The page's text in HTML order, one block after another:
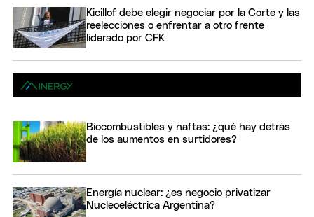
Kicillof debe elegir negociar por la Corte y las
reelecciones o enfrentar a otro frente
liderado por CFK
Biocombustibles y naftas: ¿qué hay detrás
de los aumentos en surtidores?
Energía nuclear: ¿es negocio privatizar
Nucleoeléctrica Argentina?